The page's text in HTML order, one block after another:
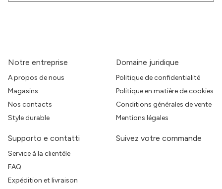
Notre entreprise
A propos de nous
Magasins
Nos contacts
Style durable
Domaine juridique
Politique de confidentialité
Politique en matière de cookies
Conditions générales de vente
Mentions légales
Supporto e contatti
Service à la clientèle
FAQ
Expédition et livraison
Suivez votre commande